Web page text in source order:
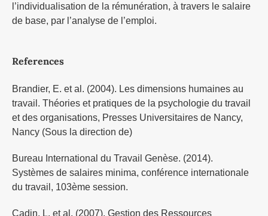
l’individualisation de la rémunération, à travers le salaire
de base, par l’analyse de l’emploi.
References
Brandier, E. et al. (2004). Les dimensions humaines au
travail. Théories et pratiques de la psychologie du travail
et des organisations, Presses Universitaires de Nancy,
Nancy (Sous la direction de)
Bureau International du Travail Genèse. (2014).
Systèmes de salaires minima, conférence internationale
du travail, 103ème session.
Cadin, L. et al. (2007). Gestion des Ressources